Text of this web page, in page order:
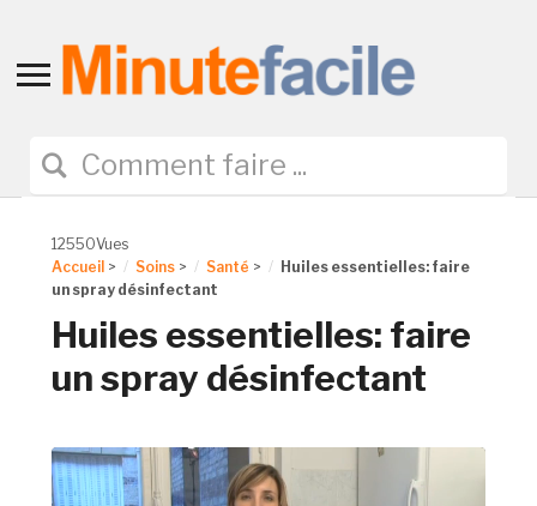
Toggle
navigation
12550Vues
Accueil > Soins > Santé >
Huiles essentielles: faire
un spray désinfectant
Huiles essentielles: faire
un spray désinfectant